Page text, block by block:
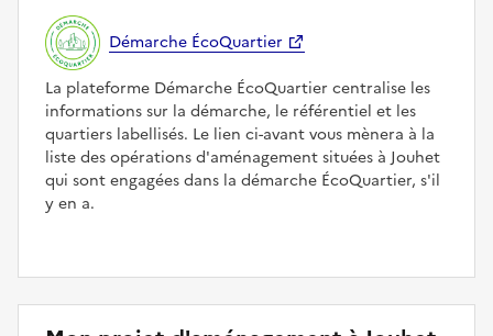
Démarche ÉcoQuartier
La plateforme Démarche ÉcoQuartier centralise les
informations sur la démarche, le référentiel et les
quartiers labellisés. Le lien ci-avant vous mènera à la
liste des opérations d'aménagement situées à Jouhet
qui sont engagées dans la démarche ÉcoQuartier, s'il
y en a.